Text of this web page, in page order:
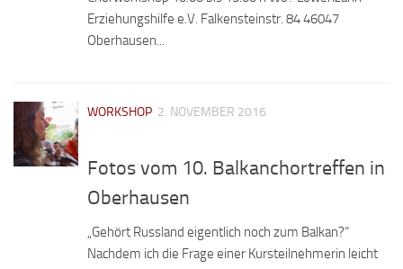
Erziehungshilfe e.V. Falkensteinstr. 84 46047
Oberhausen...
WORKSHOP 2. NOVEMBER 2016
Fotos vom 10. Balkanchortreffen in
Oberhausen
„Gehört Russland eigentlich noch zum Balkan?“
Nachdem ich die Frage einer Kursteilnehmerin leicht